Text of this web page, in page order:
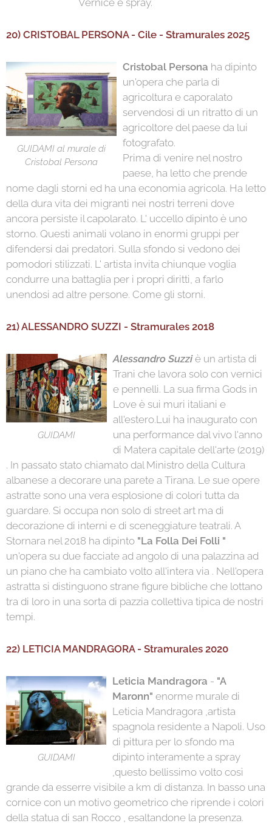
20) CRISTOBAL PERSONA - Cile - Stramurales 2025
GUIDAMI al murale di
Cristobal Persona
Cristobal Persona ha dipinto
un'opera che parla di
agricoltura e caporalato
servendosi di un ritratto di un
agricoltore del paese da lui
fotografato.
Prima di venire nel nostro
paese, ha letto che prende
nome dagli storni ed ha una economia agricola. Ha letto
della dura vita dei migranti nei nostri terreni dove
ancora persiste il capolarato. L' uccello dipinto è uno
storno. Questi animali volano in enormi gruppi per
difendersi dai predatori. Sulla sfondo si vedono dei
pomodori stilizzati. L' artista invita chiunque voglia
condurre una battaglia per i propri diritti, a farlo
unendosi ad altre persone. Come gli storni.
21) ALESSANDRO SUZZI - Stramurales 2018
GUIDAMI
Alessandro Suzziè un artista di
Trani che lavora solo con vernici
e pennelli. La sua firma Gods in
Love è sui muri italiani e
all'estero.Lui ha inaugurato con
una performance dal vivo l'anno
di Matera capitale dell'arte (2019)
. In passato stato chiamato dal Ministro della Cultura
albanese a decorare una parete a Tirana. Le sue opere
astratte sono una vera esplosione di colori tutta da
guardare. Si occupa non solo di street art ma di
decorazione di interni e di sceneggiature teatrali. A
Stornara nel 2018 ha dipinto "La Folla Dei Folli "
un'opera su due facciate ad angolo di una palazzina ad
un piano che ha cambiato volto all'intera via . Nell'opera
astratta si distinguono strane figure bibliche che lottano
tra di loro in una sorta di pazzia collettiva tipica de nostri
tempi.
22) LETICIA MANDRAGORA - Stramurales 2020
GUIDAMI
Leticia Mandragora - "A
Maronn"enorme murale di
Leticia Mandragora ,artista
spagnola residente a Napoli. Uso
di pittura per lo sfondo ma
dipinto interamente a spray
,questo bellissimo volto così
grande da esserre visibile a km di distanza. In basso una
cornice con un motivo geometrico che riprende i colori
della statua di san Rocco , esaltandone la presenza.